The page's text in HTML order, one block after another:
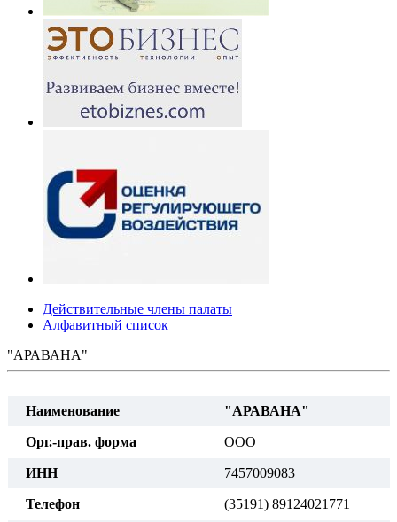
Действительные члены палаты
Алфавитный список
"АРАВАНА"
Наименование "АРАВАНА"
Орг.-прав. форма ООО
ИНН 7457009083
Телефон (35191) 89124021771